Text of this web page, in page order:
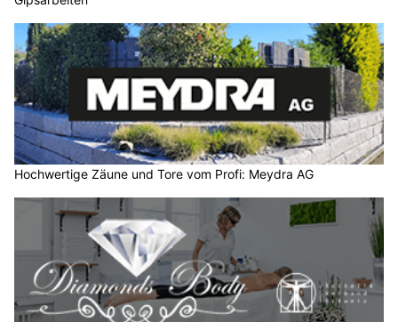
Hochwertige Zäune und Tore vom Profi: Meydra AG